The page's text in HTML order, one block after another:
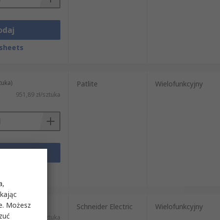
951,89 zł/sztuka
Patlite Wielofunkcyjny
785,50 zł/sztuka
Schneider Electric Wielofunkcyjny
Możesz